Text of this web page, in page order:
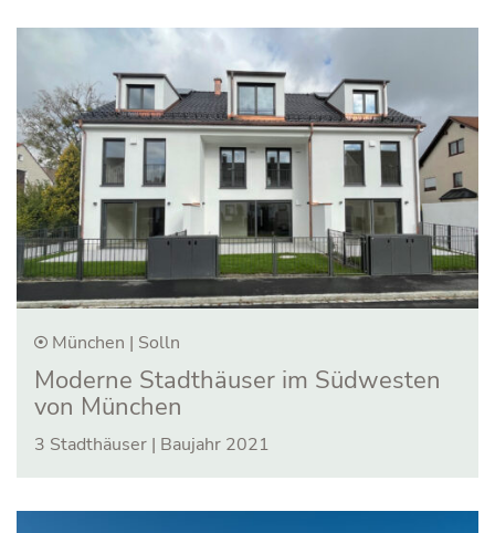
München | Solln
Moderne Stadt­häuser im Süd­westen
von München
3 Stadthäuser | Baujahr 2021